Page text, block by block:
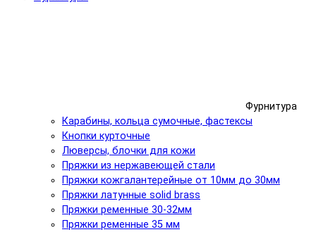
Фурнитура
Карабины, кольца сумочные, фастексы
Кнопки курточные
Люверсы, блочки для кожи
Пряжки из нержавеющей стали
Пряжки кожгалантерейные от 10мм до 30мм
Пряжки латунные solid brass
Пряжки ременные 30-32мм
Пряжки ременные 35 мм